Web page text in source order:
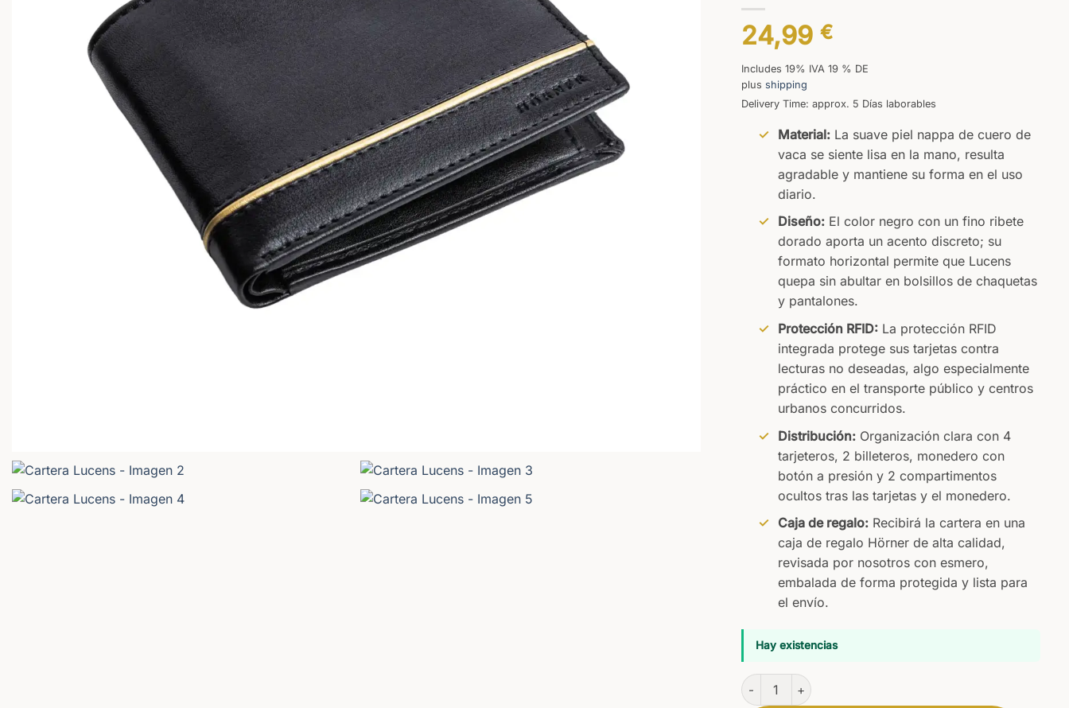
24,99 €
Includes 19% IVA 19 % DE
plus shipping
Delivery Time: approx. 5 Días laborables
Material:La suave piel nappa de cuero de
vaca se siente lisa en la mano, resulta
agradable y mantiene su forma en el uso
diario.
Diseño:El color negro con un fino ribete
dorado aporta un acento discreto; su
formato horizontal permite que Lucens
quepa sin abultar en bolsillos de chaquetas
y pantalones.
Protección RFID:La protección RFID
integrada protege sus tarjetas contra
lecturas no deseadas, algo especialmente
práctico en el transporte público y centros
urbanos concurridos.
Distribución:Organización clara con 4
tarjeteros, 2 billeteros, monedero con
botón a presión y 2 compartimentos
ocultos tras las tarjetas y el monedero.
Caja de regalo:Recibirá la cartera en una
caja de regalo Hörner de alta calidad,
revisada por nosotros con esmero,
embalada de forma protegida y lista para
el envío.
Hay existencias
Cartera Lucens cantidad